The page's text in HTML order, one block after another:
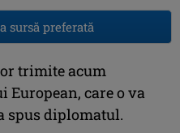
sursă preferată
trimite acum
care o va
spus diplomatul.